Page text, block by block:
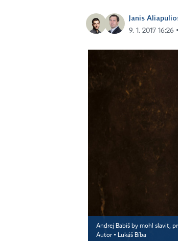
Janis
9. 1. 2017
Andrej Babiš by mohl slavit,
Autor ▪ Lukáš Bíba